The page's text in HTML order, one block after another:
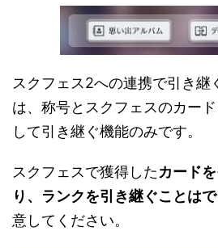
スクフェス2への連携で引き継
は、称号とスクフェスのカー
して引き継ぐ機能のみです。
スクフェスで獲得したカード
り、ランクを引き継ぐことは
意してください。